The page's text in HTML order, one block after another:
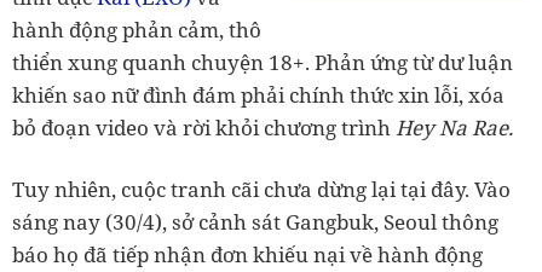
hành động phản cảm, thô
thiển xung quanh chuyện 18+. Phản ứng từ dư luận
khiến sao nữ đình đám phải chính thức xin lỗi, xóa
bỏ đoạn video và rời khỏi chương trìnhHey Na Rae.
Tuy nhiên, cuộc tranh cãi chưa dừng lại tại đây. Vào
sáng nay (30/4), sở cảnh sát Gangbuk, Seoul thông
báo họ đã tiếp nhận đơn khiếu nại về hành động